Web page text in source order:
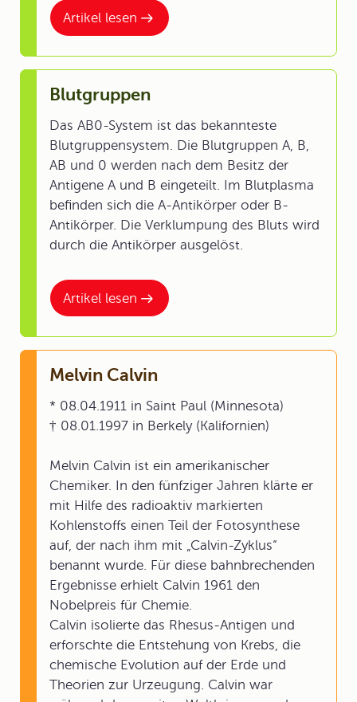
Artikel lesen
Artikel lesen
Blutgruppen
Das AB0-System ist das bekannteste
Blutgruppensystem. Die Blutgruppen A, B,
AB und 0 werden nach dem Besitz der
Antigene A und B eingeteilt. Im Blutplasma
befinden sich die A-Antikörper oder B-
Antikörper. Die Verklumpung des Bluts wird
durch die Antikörper ausgelöst.
Melvin Calvin
* 08.04.1911 in Saint Paul (Minnesota)
† 08.01.1997 in Berkely (Kalifornien)
Melvin Calvin ist ein amerikanischer
Chemiker. In den fünfziger Jahren klärte er
mit Hilfe des radioaktiv markierten
Kohlenstoffs einen Teil der Fotosynthese
auf, der nach ihm mit „Calvin-Zyklus“
benannt wurde. Für diese bahnbrechenden
Ergebnisse erhielt Calvin 1961 den
Nobelpreis für Chemie.
Calvin isolierte das Rhesus-Antigen und
erforschte die Entstehung von Krebs, die
chemische Evolution auf der Erde und
Theorien zur Urzeugung. Calvin war